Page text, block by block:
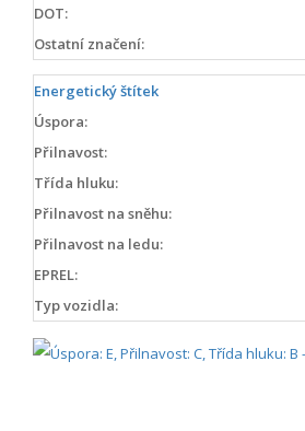
DOT:
Ostatní značení:
Energetický štítek
Úspora:
Přilnavost:
Třída hluku:
Přilnavost na sněhu:
Přilnavost na ledu:
EPREL:
Typ vozidla: